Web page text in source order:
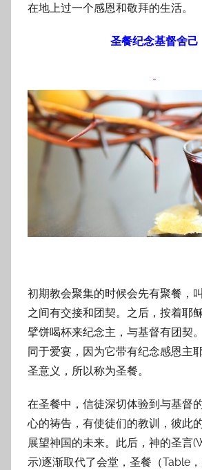
在地上过一个感恩和敬拜的生活。
圣餐纪念基督舍己
初期教会聚集的时候会先有聚餐，
之间有交接和团契。之后，按着耶
擘饼喝杯来纪念主，与基督有团契
同于爱宴，因为它带有纪念感恩主
圣意义，所以称为圣餐。
在圣餐中，信徒深切体验到与基督
心的祷告，有使徒们的教训，彼此
展望神国的未来。此后，神的圣言
示)逐渐取代了会堂，圣餐（Table